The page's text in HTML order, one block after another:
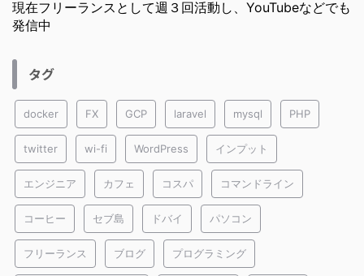
現在フリーランスとして週３回活動し、YouTubeなどでも
発信中
タグ
docker FX GCP laravel mysql PHP
twitter wi-fi WordPress インプット
エンジニア カフェ コスパ コマンドライン
コーヒー セブ島 ドバイ パソコン
フリーランス ブログ プログラミング